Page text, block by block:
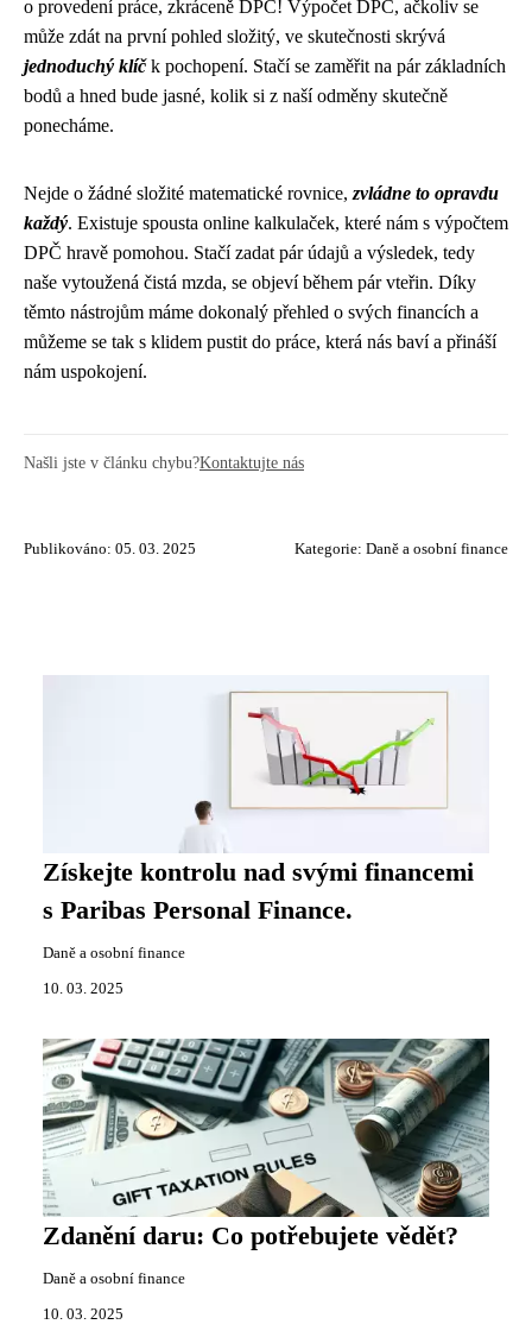
o provedení práce, zkráceně DPČ! Výpočet DPČ, ačkoliv se
může zdát na první pohled složitý, ve skutečnosti skrývá
jednoduchý klíčk pochopení. Stačí se zaměřit na pár základních
bodů a hned bude jasné, kolik si z naší odměny skutečně
ponecháme.
Nejde o žádné složité matematické rovnice, zvládne to opravdu
každý. Existuje spousta online kalkulaček, které nám s výpočtem
DPČ hravě pomohou. Stačí zadat pár údajů a výsledek, tedy
naše vytoužená čistá mzda, se objeví během pár vteřin. Díky
těmto nástrojům máme dokonalý přehled o svých financích a
můžeme se tak s klidem pustit do práce, která nás baví a přináší
nám uspokojení.
Našli jste v článku chybu?Kontaktujte nás
Publikováno: 05. 03. 2025 Kategorie: Daně a osobní finance
Získejte kontrolu nad svými financemi
s Paribas Personal Finance.
Daně a osobní finance
10. 03. 2025
Zdanění daru: Co potřebujete vědět?
Daně a osobní finance
10. 03. 2025